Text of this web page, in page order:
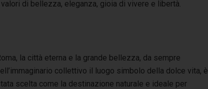
di bellezza, eleganza, gioia di vivere e libertà.
la città eterna e la grande bellezza, da sempre
collettivo il luogo simbolo della dolce vita, è
scelta come la destinazione naturale e ideale per